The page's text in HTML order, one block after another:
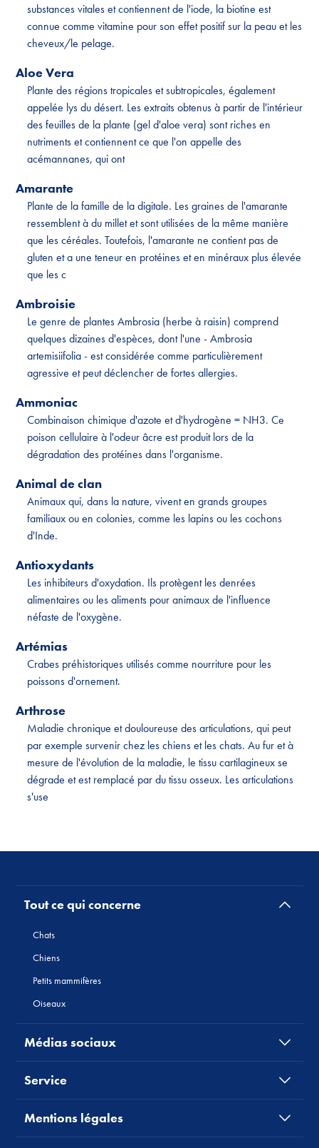
substances vitales et contiennent de l'iode, la biotine est
connue comme vitamine pour son effet positif sur la peau et les
cheveux/le pelage.
Aloe Vera
Plante des régions tropicales et subtropicales, également
appelée lys du désert. Les extraits obtenus à partir de l'intérieur
des feuilles de la plante (gel d'aloe vera) sont riches en
nutriments et contiennent ce que l'on appelle des
acémannanes, qui ont
Amarante
Plante de la famille de la digitale. Les graines de l'amarante
ressemblent à du millet et sont utilisées de la même manière
que les céréales. Toutefois, l'amarante ne contient pas de
gluten et a une teneur en protéines et en minéraux plus élevée
que les c
Ambroisie
Le genre de plantes Ambrosia (herbe à raisin) comprend
quelques dizaines d'espèces, dont l'une - Ambrosia
artemisiifolia - est considérée comme particulièrement
agressive et peut déclencher de fortes allergies.
Ammoniac
Combinaison chimique d'azote et d'hydrogène = NH3. Ce
poison cellulaire à l'odeur âcre est produit lors de la
dégradation des protéines dans l'organisme.
Animal de clan
Animaux qui, dans la nature, vivent en grands groupes
familiaux ou en colonies, comme les lapins ou les cochons
d'Inde.
Antioxydants
Les inhibiteurs d'oxydation. Ils protègent les denrées
alimentaires ou les aliments pour animaux de l'influence
néfaste de l'oxygène.
Artémias
Crabes préhistoriques utilisés comme nourriture pour les
poissons d'ornement.
Arthrose
Maladie chronique et douloureuse des articulations, qui peut
par exemple survenir chez les chiens et les chats. Au fur et à
mesure de l'évolution de la maladie, le tissu cartilagineux se
dégrade et est remplacé par du tissu osseux. Les articulations
s'use
Tout ce qui concerne
Chats
Chiens
Petits mammifères
Oiseaux
Médias sociaux
Service
Mentions légales